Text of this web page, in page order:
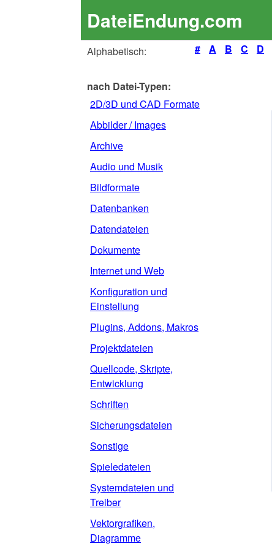
DateiEndung.com
Alphabetisch:
# A B C D
nach Datei-Typen:
2D/3D und CAD Formate
Abbilder / Images
Archive
Audio und Musik
Bildformate
Datenbanken
Datendateien
Dokumente
Internet und Web
Konfiguration und
Einstellung
Plugins, Addons, Makros
Projektdateien
Quellcode, Skripte,
Entwicklung
Schriften
Sicherungsdateien
Sonstige
Spieledateien
Systemdateien und
Treiber
Vektorgrafiken,
Diagramme